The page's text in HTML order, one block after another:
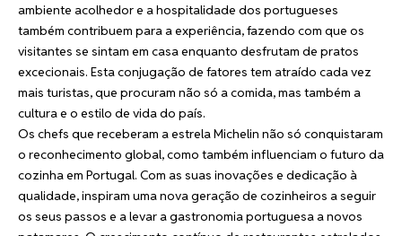
ambiente acolhedor e a hospitalidade dos portugueses
também contribuem para a experiência, fazendo com que os
visitantes se sintam em casa enquanto desfrutam de pratos
excecionais. Esta conjugação de fatores tem atraído cada vez
mais turistas, que procuram não só a comida, mas também a
cultura e o estilo de vida do país.
Os chefs que receberam a estrela Michelin não só conquistaram
o reconhecimento global, como também influenciam o futuro da
cozinha em Portugal. Com as suas inovações e dedicação à
qualidade, inspiram uma nova geração de cozinheiros a seguir
os seus passos e a levar a gastronomia portuguesa a novos